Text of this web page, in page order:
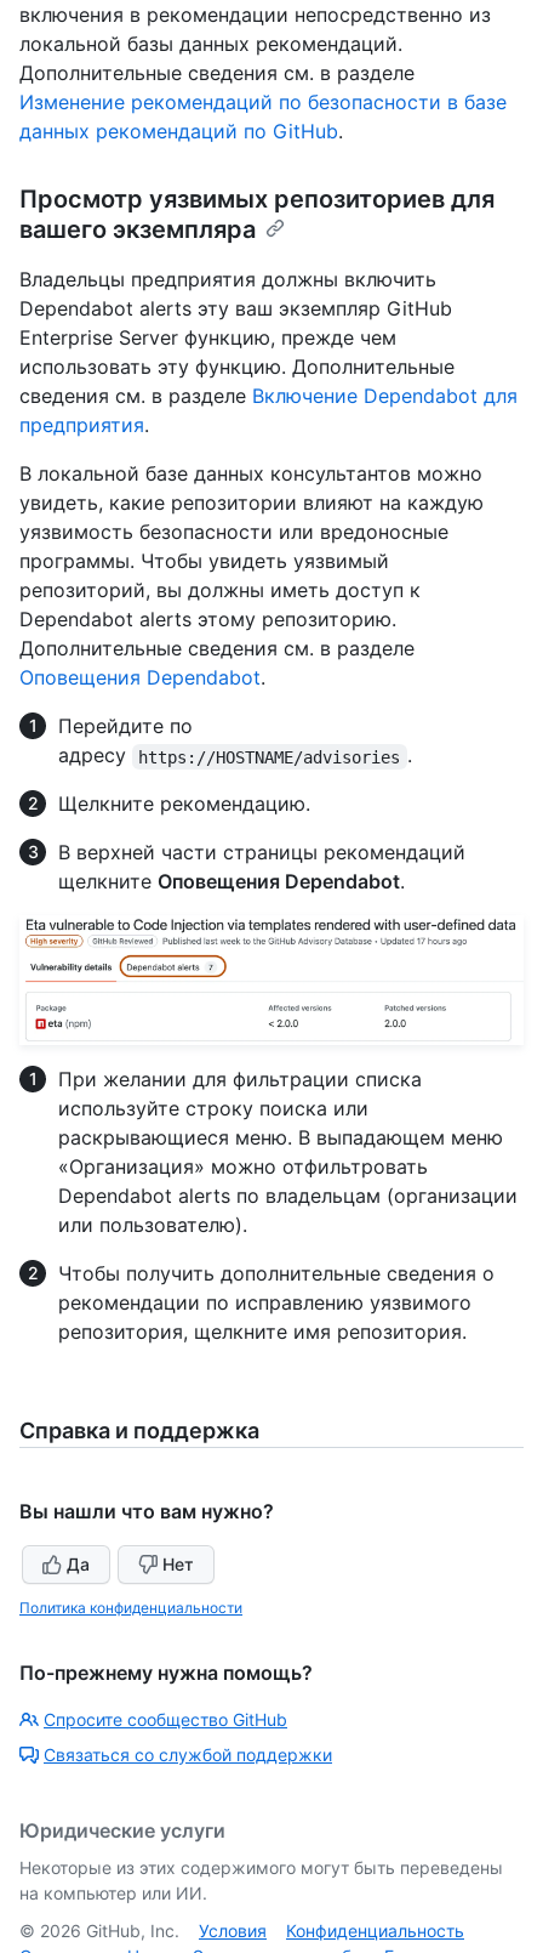
включения в рекомендации непосредственно из
локальной базы данных рекомендаций.
Дополнительные сведения см. в разделе
Изменение рекомендаций по безопасности в базе
данных рекомендаций по GitHub.
Просмотр уязвимых репозиториев для
вашего экземпляра
Владельцы предприятия должны включить
Dependabot alerts эту ваш экземпляр GitHub
Enterprise Server функцию, прежде чем
использовать эту функцию. Дополнительные
сведения см. в разделе Включение Dependabot для
предприятия.
В локальной базе данных консультантов можно
увидеть, какие репозитории влияют на каждую
уязвимость безопасности или вредоносные
программы. Чтобы увидеть уязвимый
репозиторий, вы должны иметь доступ к
Dependabot alerts этому репозиторию.
Дополнительные сведения см. в разделе
Оповещения Dependabot.
Перейдите по
адресу
https://HOSTNAME/advisories .
Щелкните рекомендацию.
В верхней части страницы рекомендаций
щелкните Оповещения Dependabot.
При желании для фильтрации списка
используйте строку поиска или
раскрывающиеся меню. В выпадающем меню
«Организация» можно отфильтровать
Dependabot alerts по владельцам (организации
или пользователю).
Чтобы получить дополнительные сведения о
рекомендации по исправлению уязвимого
репозитория, щелкните имя репозитория.
Справка и поддержка
Вы нашли что вам нужно?
Да Нет
Политика конфиденциальности
По-прежнему нужна помощь?
Спросите сообщество GitHub
Связаться со службой поддержки
Юридические услуги
Некоторые из этих содержимого могут быть переведены
на компьютер или ИИ.
© 2026 GitHub, Inc. Условия
Конфиденциальность